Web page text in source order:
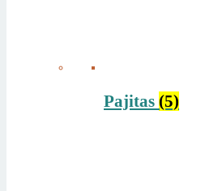
Pajitas (5)